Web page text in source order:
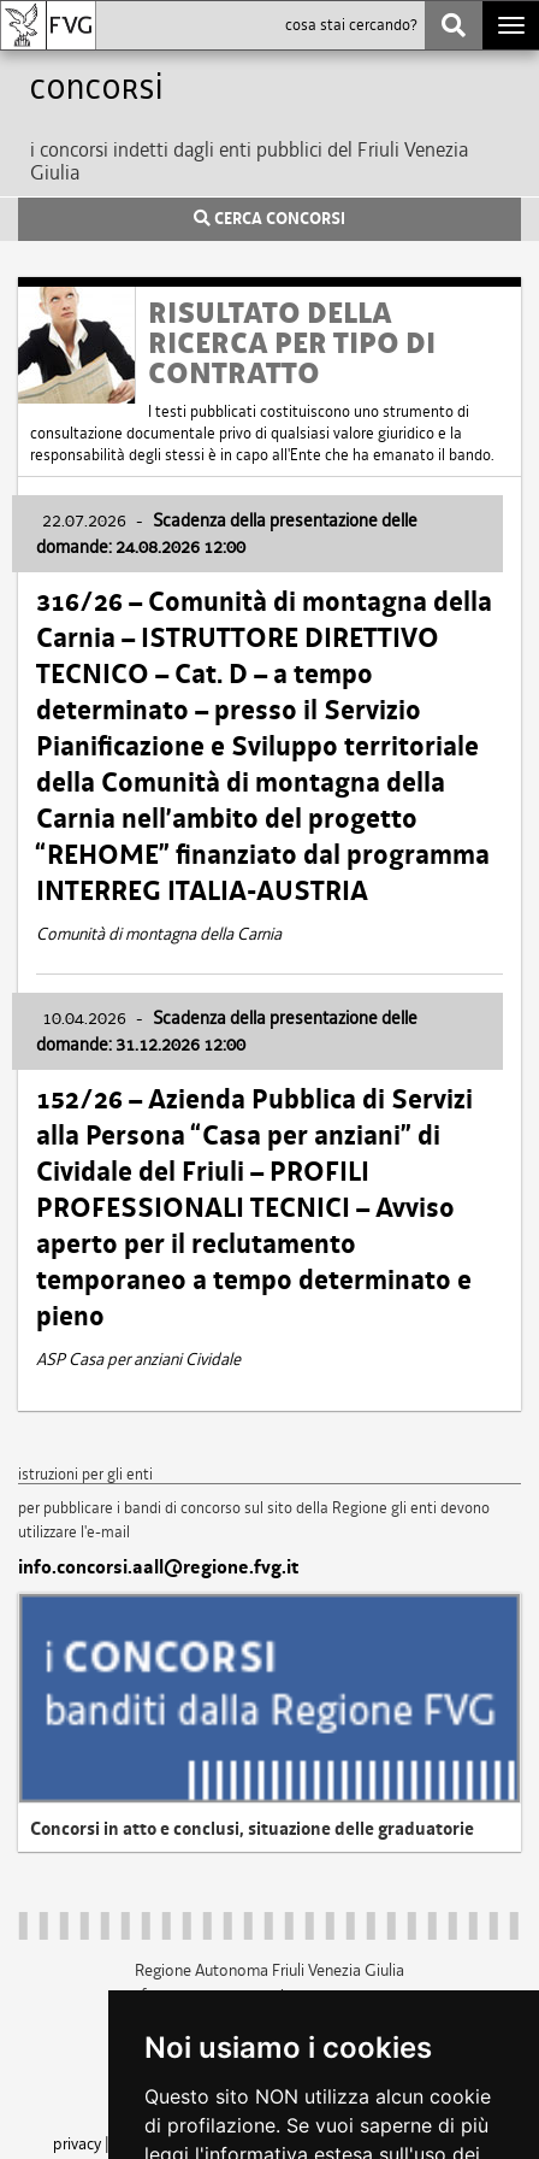
Noi usiamo i cookies
Questo sito NON utilizza alcun cookie
di profilazione. Se vuoi saperne di più
leggi l'informativa estesa sull'uso dei
Concorsi
i concorsi indetti dagli enti pubblici del Friuli Venezia
Giulia
CERCA CONCORSI
RISULTATO DELLA
RICERCA PER TIPO DI
CONTRATTO
I testi pubblicati costituiscono uno strumento di
consultazione documentale privo di qualsiasi valore giuridico e la
responsabilità degli stessi è in capo all'Ente che ha emanato il bando.
22.07.2026 - Scadenza della presentazione delle
domande: 24.08.2026 12:00
316/26 – Comunità di montagna della
Carnia – ISTRUTTORE DIRETTIVO
TECNICO – Cat. D – a tempo
determinato – presso il Servizio
Pianificazione e Sviluppo territoriale
della Comunità di montagna della
Carnia nell’ambito del progetto
“REHOME” finanziato dal programma
INTERREG ITALIA-AUSTRIA
Comunità di montagna della Carnia
10.04.2026 - Scadenza della presentazione delle
domande: 31.12.2026 12:00
152/26 – Azienda Pubblica di Servizi
alla Persona “Casa per anziani” di
Cividale del Friuli – PROFILI
PROFESSIONALI TECNICI – Avviso
aperto per il reclutamento
temporaneo a tempo determinato e
pieno
ASP Casa per anziani Cividale
istruzioni per gli enti
per pubblicare i bandi di concorso sul sito della Regione gli enti devono
utilizzare l'e-mail
info.concorsi.aall@regione.fvg.it
Concorsi in atto e conclusi, situazione delle graduatorie
Regione Autonoma Friuli Venezia Giulia
c.f. 80014930327; p.iva 00526040324
+39 040 3771111
amministrazione trasparente
privacy
cookie |note legali accessibilità
dichiarazione di